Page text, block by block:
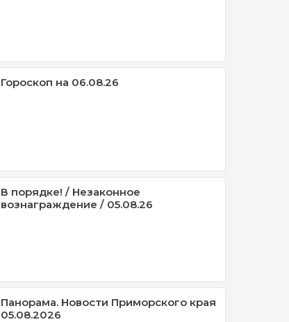
Гороскоп на 06.08.26
В порядке! / Незаконное
вознаграждение / 05.08.26
Панорама. Новости Приморского края
05.08.2026